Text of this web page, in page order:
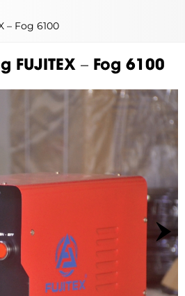
– Fog 6100
FUJITEX – Fog 6100